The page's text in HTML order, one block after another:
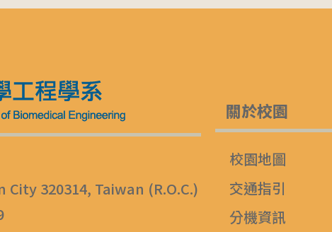
320314, Taiwan (R.O.C.)
關於校園
校園地圖
交通指引
分機資訊